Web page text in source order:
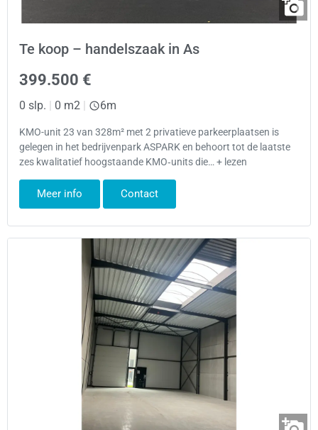
Te koop – handelszaak in As
399.500 €
0 slp. 0 m2 6m
KMO-unit 23 van 328m² met 2 privatieve parkeerplaatsen is
gelegen in het bedrijvenpark ASPARK en behoort tot de laatste
zes kwalitatief hoogstaande KMO‑units die… + lezen
Meer info Contact